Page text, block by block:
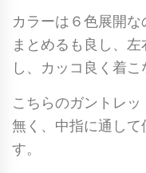
レ
ッ
ト
グ
ロ
ー
カラーは６色展開
まとめるも良し、
し、カッコ良く着こ
こちらのガントレ
無く、中指に通して
す。